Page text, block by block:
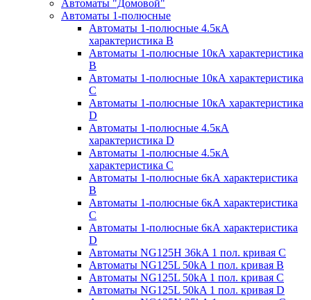
Автоматы "Домовой"
Автоматы 1-полюсные
Автоматы 1-полюсные 4.5кА
характеристика В
Автоматы 1-полюсные 10кА характеристика
B
Автоматы 1-полюсные 10кА характеристика
C
Автоматы 1-полюсные 10кА характеристика
D
Автоматы 1-полюсные 4.5кА
характеристика D
Автоматы 1-полюсные 4.5кА
характеристика С
Автоматы 1-полюсные 6кА характеристика
B
Автоматы 1-полюсные 6кА характеристика
C
Автоматы 1-полюсные 6кА характеристика
D
Автоматы NG125H 36kA 1 пол. кривая C
Автоматы NG125L 50kA 1 пол. кривая B
Автоматы NG125L 50kA 1 пол. кривая C
Автоматы NG125L 50kA 1 пол. кривая D